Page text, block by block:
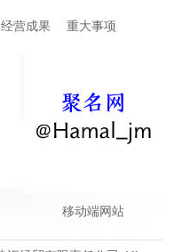
经营成果 重大事项
移动端网站